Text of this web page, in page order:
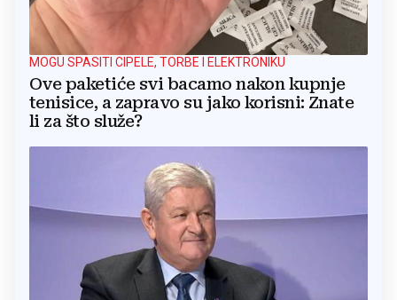
MOGU SPASITI CIPELE, TORBE I ELEKTRONIKU
Ove paketiće svi bacamo nakon kupnje
tenisice, a zapravo su jako korisni: Znate
li za što služe?